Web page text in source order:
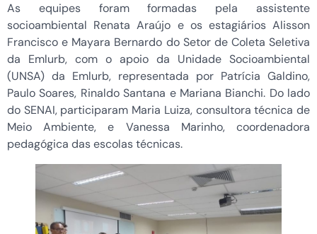
As equipes foram formadas pela assistente
socioambiental Renata Araújo e os estagiários Alisson
Francisco e Mayara Bernardo do Setor de Coleta Seletiva
da Emlurb, com o apoio da Unidade Socioambiental
(UNSA) da Emlurb, representada por Patrícia Galdino,
Paulo Soares, Rinaldo Santana e Mariana Bianchi. Do lado
do SENAI, participaram Maria Luiza, consultora técnica de
Meio Ambiente, e Vanessa Marinho, coordenadora
pedagógica das escolas técnicas.